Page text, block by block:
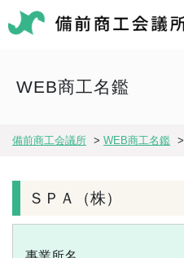
WEB商工名鑑
備前商工会議所 > WEB商工名鑑 >
ＳＰＡ（株）